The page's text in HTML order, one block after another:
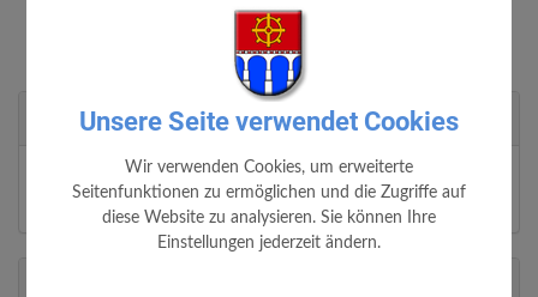
Adresse
Gimpersdorf 5
3331 Kematen/Ybbs
Unsere Seite verwendet Cookies
Wir verwenden Cookies, um erweiterte
Seitenfunktionen zu ermöglichen und die Zugriffe auf
diese Website zu analysieren. Sie können Ihre
Einstellungen jederzeit ändern.